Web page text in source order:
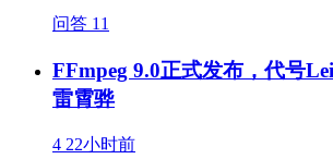
问答 11
FFmpeg 9.0正式发布，代号
雷霄骅
4 22小时前